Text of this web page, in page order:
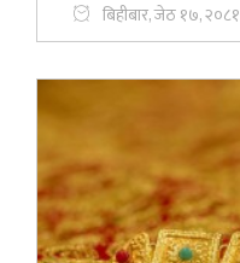
बिहीबार, जेठ १७, २०८१